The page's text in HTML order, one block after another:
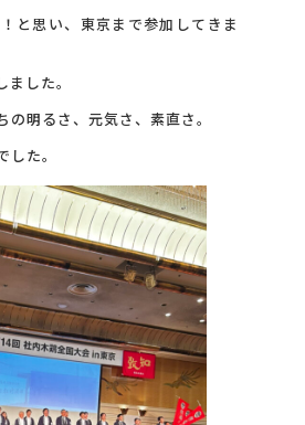
と思い、東京まで参加してきま
した。
明るさ、元気さ、素直さ。
た。